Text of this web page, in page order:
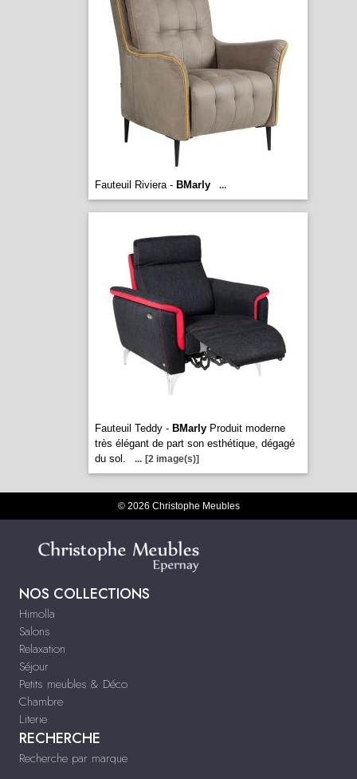
Fauteuil Riviera - BMarly ...
Fauteuil Teddy - BMarlyProduit moderne
très élégant de part son esthétique, dégagé
du sol.
... [2 image(s)]
© 2026 Christophe Meubles
NOS COLLECTIONS
Himolla
Salons
Relaxation
Séjour
Petits meubles & Déco
Chambre
Literie
RECHERCHE
Recherche par marque